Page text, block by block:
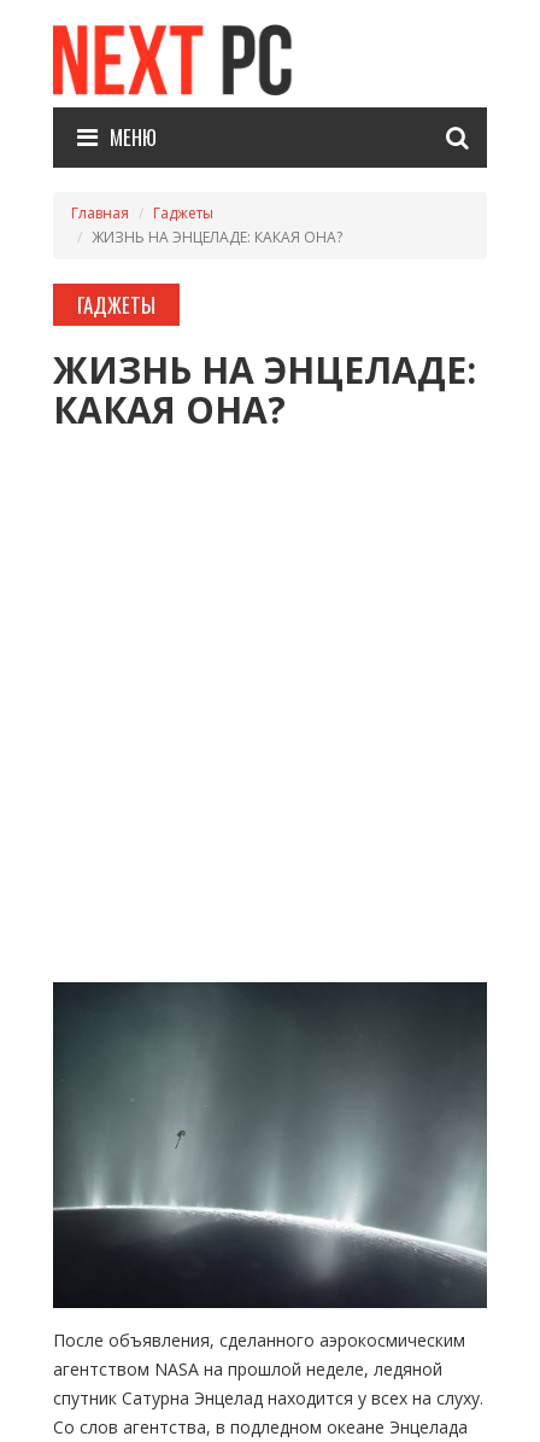
МЕНЮ
Главная
Гаджеты
ЖИЗНЬ НА ЭНЦЕЛАДЕ: КАКАЯ ОНА?
ГАДЖЕТЫ
ЖИЗНЬ НА ЭНЦЕЛАДЕ:
КАКАЯ ОНА?
После объявления, сделанного аэрокосмическим
агентством NASA на прошлой неделе, ледяной
спутник Сатурна Энцелад находится у всех на слуху.
Со слов агентства, в подледном океане Энцелада